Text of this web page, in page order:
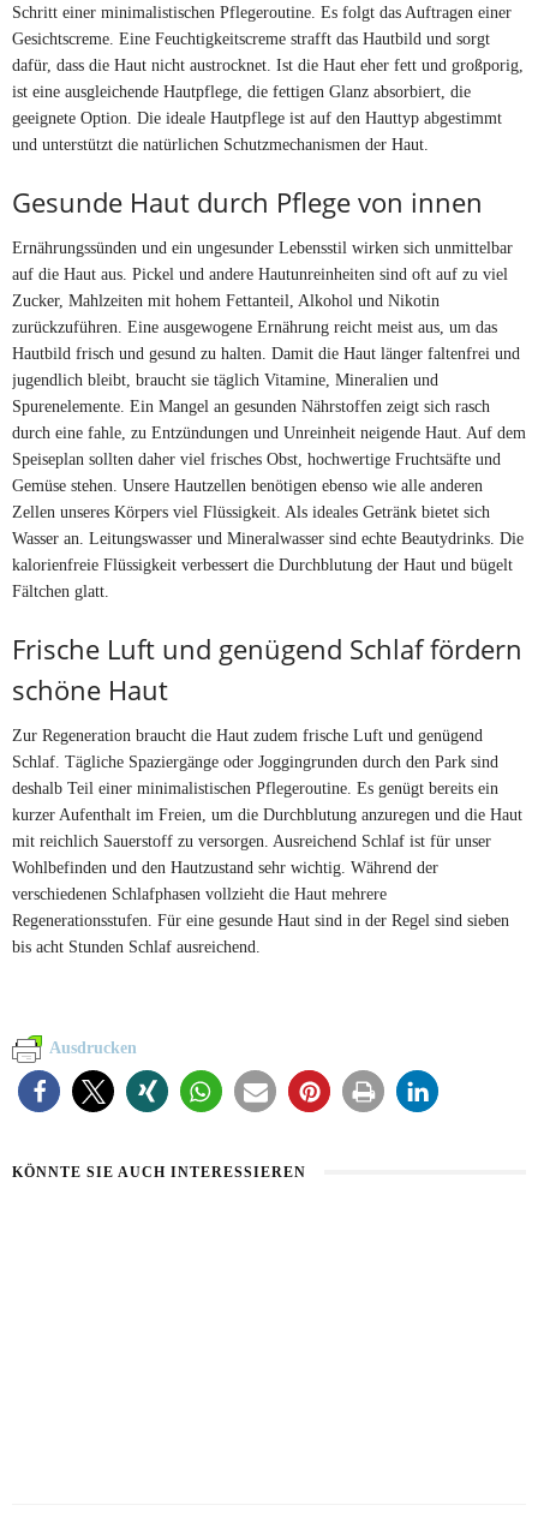
Schritt einer minimalistischen Pflegeroutine. Es folgt das Auftragen einer
Gesichtscreme. Eine Feuchtigkeitscreme strafft das Hautbild und sorgt
dafür, dass die Haut nicht austrocknet. Ist die Haut eher fett und großporig,
ist eine ausgleichende Hautpflege, die fettigen Glanz absorbiert, die
geeignete Option. Die ideale Hautpflege ist auf den Hauttyp abgestimmt
und unterstützt die natürlichen Schutzmechanismen der Haut.
Gesunde Haut durch Pflege von innen
Ernährungssünden und ein ungesunder Lebensstil wirken sich unmittelbar
auf die Haut aus. Pickel und andere Hautunreinheiten sind oft auf zu viel
Zucker, Mahlzeiten mit hohem Fettanteil, Alkohol und Nikotin
zurückzuführen. Eine ausgewogene Ernährung reicht meist aus, um das
Hautbild frisch und gesund zu halten. Damit die Haut länger faltenfrei und
jugendlich bleibt, braucht sie täglich Vitamine, Mineralien und
Spurenelemente. Ein Mangel an gesunden Nährstoffen zeigt sich rasch
durch eine fahle, zu Entzündungen und Unreinheit neigende Haut. Auf dem
Speiseplan sollten daher viel frisches Obst, hochwertige Fruchtsäfte und
Gemüse stehen. Unsere Hautzellen benötigen ebenso wie alle anderen
Zellen unseres Körpers viel Flüssigkeit. Als ideales Getränk bietet sich
Wasser an. Leitungswasser und Mineralwasser sind echte Beautydrinks. Die
kalorienfreie Flüssigkeit verbessert die Durchblutung der Haut und bügelt
Fältchen glatt.
Frische Luft und genügend Schlaf fördern
schöne Haut
Zur Regeneration braucht die Haut zudem frische Luft und genügend
Schlaf. Tägliche Spaziergänge oder Joggingrunden durch den Park sind
deshalb Teil einer minimalistischen Pflegeroutine. Es genügt bereits ein
kurzer Aufenthalt im Freien, um die Durchblutung anzuregen und die Haut
mit reichlich Sauerstoff zu versorgen. Ausreichend Schlaf ist für unser
Wohlbefinden und den Hautzustand sehr wichtig. Während der
verschiedenen Schlafphasen vollzieht die Haut mehrere
Regenerationsstufen. Für eine gesunde Haut sind in der Regel sind sieben
bis acht Stunden Schlaf ausreichend.
Ausdrucken
KÖNNTE SIE AUCH INTERESSIEREN